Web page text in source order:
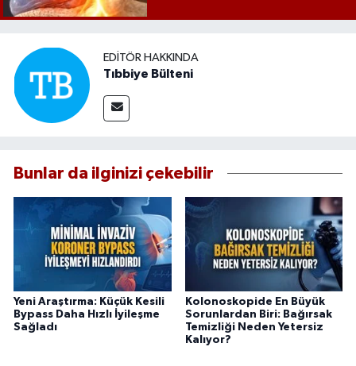
EDITÖR HAKKINDA
Tıbbiye Bülteni
Bunlar da ilginizi çekebilir
Yeni Araştırma: Küçük Kesili
Bypass Daha Hızlı İyileşme
Sağladı
Kolonoskopide En Büyük
Sorunlardan Biri: Bağırsak
Temizliği Neden Yetersiz
Kalıyor?